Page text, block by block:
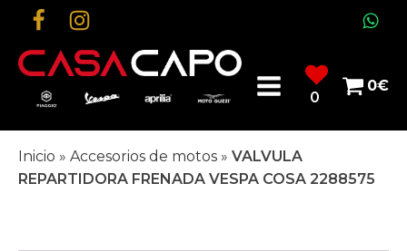
0
0€
Inicio » Accesorios de motos » VALVULA
REPARTIDORA FRENADA VESPA COSA 2288575